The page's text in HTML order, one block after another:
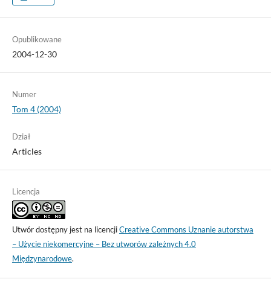
Opublikowane
2004-12-30
Numer
Tom 4 (2004)
Dział
Articles
Licencja
Utwór dostępny jest na licencjiCreative Commons Uznanie autorstwa
– Użycie niekomercyjne – Bez utworów zależnych 4.0
Międzynarodowe.